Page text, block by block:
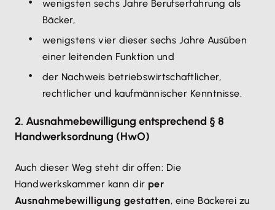
wenigsten sechs Jahre Berufserfahrung als
Bäcker,
wenigstens vier dieser sechs Jahre Ausüben
einer leitenden Funktion und
der Nachweis betriebswirtschaftlicher,
rechtlicher und kaufmännischer Kenntnisse.
2. Ausnahmebewilligung entsprechend § 8
Handwerksordnung (HwO)
Auch dieser Weg steht dir offen: Die
Handwerkskammer kann dir per
Ausnahmebewilligung gestatten, eine Bäckerei zu